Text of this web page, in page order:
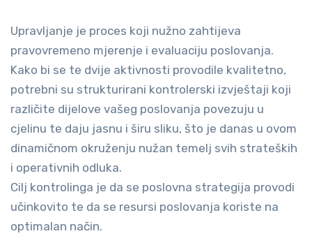
Upravljanje je proces koji nužno zahtijeva
pravovremeno mjerenje i evaluaciju poslovanja.
Kako bi se te dvije aktivnosti provodile kvalitetno,
potrebni su strukturirani kontrolerski izvještaji koji
različite dijelove vašeg poslovanja povezuju u
cjelinu te daju jasnu i širu sliku, što je danas u ovom
dinamičnom okruženju nužan temelj svih strateških
i operativnih odluka.
Cilj kontrolinga je da se poslovna strategija provodi
učinkovito te da se resursi poslovanja koriste na
optimalan način.